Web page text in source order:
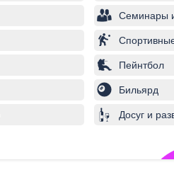
Семинары
Пейнтбол
Бильярд
Досуг и